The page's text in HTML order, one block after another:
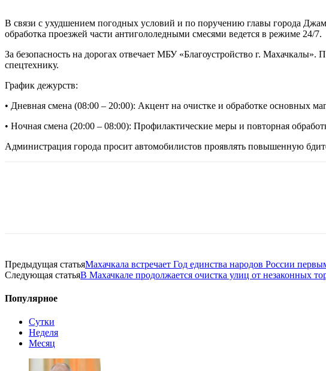
В связи с ухудшением погодных условий и по поручению главы города
обработка проезжей части антигололедными смесями ведется в режиме 24/7.
За безопасность на дорогах отвечает МБУ «Благоустройство г.
спецтехнику.
График дежурств:
• Дневная смена (08:00 – 20:00): Акцент на очистке и обработке основных
• Ночная смена (20:00 – 08:00): Профилактические меры и повторная
Администрация города просит автомобилистов проявлять повышенную
Предыдущая статьяМахачкала встречает Год единства народов России
Следующая статьяВ Махачкале продолжается очистка улиц от незаконных
Популярное
Сутки
Неделя
Месяц